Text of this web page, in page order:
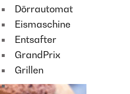
Dörrautomat
Eismaschine
Entsafter
GrandPrix
Grillen